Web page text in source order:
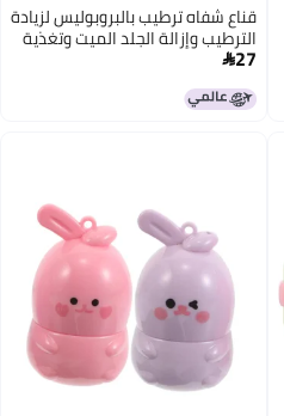
قناع شفاه ترطيب بالبروبوليس لزيادة
الترطيب وإزالة الجلد الميت وتغذية
الشفاه ومكافحة التجاعيد مع
فرشاة
27